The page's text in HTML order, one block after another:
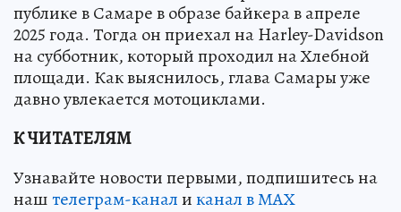
публике в Самаре в образе байкера в апреле
2025 года. Тогда он приехал на Harley-Davidson
на субботник, который проходил на Хлебной
площади. Как выяснилось, глава Самары уже
давно увлекается мотоциклами.
К ЧИТАТЕЛЯМ
Узнавайте новости первыми, подпишитесь на
наштелеграм-каналиканал в МАХ